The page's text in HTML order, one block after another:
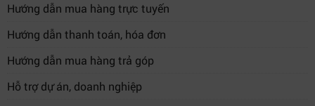
Hướng dẫn mua hàng trực tuyến
Hướng dẫn thanh toán, hóa đơn
Hướng dẫn mua hàng trả góp
Hỗ trợ dự án, doanh nghiệp